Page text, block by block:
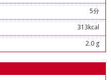
5分
313kcal
2.0 g